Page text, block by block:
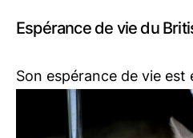
Espérance de vie du
Son espérance de vie est